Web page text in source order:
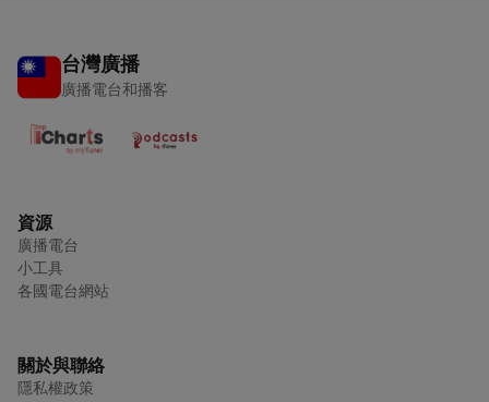
台灣廣播
廣播電台和播客
資源
廣播電台
小工具
各國電台網站
關於與聯絡
隱私權政策